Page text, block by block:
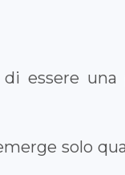
essere
solo